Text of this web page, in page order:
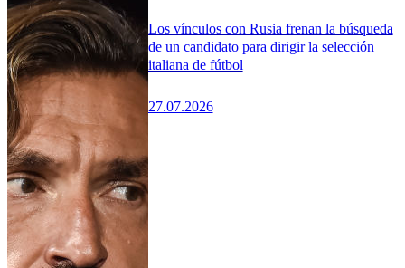
Los vínculos con Rusia frenan la búsqueda
de un candidato para dirigir la selección
italiana de fútbol
27.07.2026